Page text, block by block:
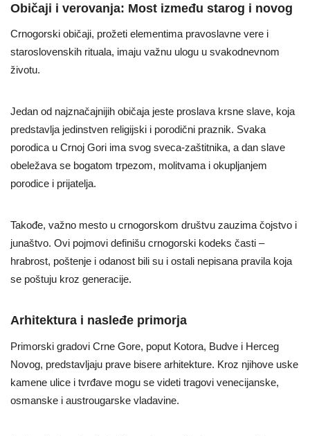
Običaji i verovanja: Most između starog i novog
Crnogorski običaji, prožeti elementima pravoslavne vere i
staroslovenskih rituala, imaju važnu ulogu u svakodnevnom
životu.
Jedan od najznačajnijih običaja jeste proslava krsne slave, koja
predstavlja jedinstven religijski i porodični praznik. Svaka
porodica u Crnoj Gori ima svog sveca-zaštitnika, a dan slave
obeležava se bogatom trpezom, molitvama i okupljanjem
porodice i prijatelja.
Takođe, važno mesto u crnogorskom društvu zauzima čojstvo i
junaštvo. Ovi pojmovi definišu crnogorski kodeks časti –
hrabrost, poštenje i odanost bili su i ostali nepisana pravila koja
se poštuju kroz generacije.
Arhitektura i nasleđe primorja
Primorski gradovi Crne Gore, poput Kotora, Budve i Herceg
Novog, predstavljaju prave bisere arhitekture. Kroz njihove uske
kamene ulice i tvrđave mogu se videti tragovi venecijanske,
osmanske i austrougarske vladavine.